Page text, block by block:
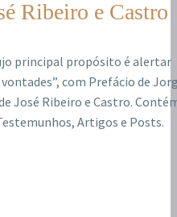
Ribeiro e Castro
principal propósito é alertar
com Prefácio de
José Ribeiro e Castro.
Artigos e Posts.